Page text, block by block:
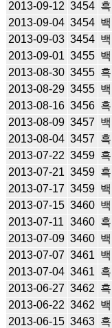
2013-09-12 3454
2013-09-04 3454
2013-09-03 3454
2013-09-01 3455
2013-08-30 3455
2013-08-29 3455
2013-08-16 3456
2013-08-09 3457
2013-08-04 3457
2013-07-22 3459
2013-07-21 3459
2013-07-17 3459
2013-07-15 3460
2013-07-11 3460
2013-07-09 3460
2013-07-07 3461
2013-07-04 3461
2013-06-27 3462
2013-06-22 3462
2013-06-15 3463